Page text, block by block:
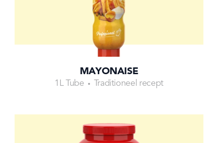
MAYONAISE
1L Tube Traditioneel recept